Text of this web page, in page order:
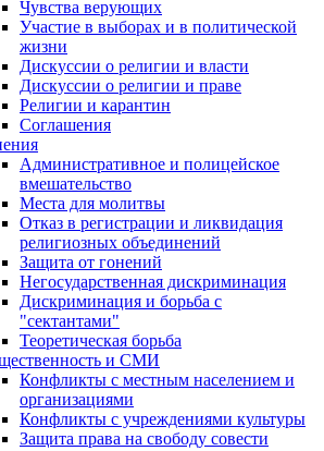
Чувства верующих
Участие в выборах и в политической
жизни
Дискуссии о религии и власти
Дискуссии о религии и праве
Религии и карантин
Соглашения
Административное и полицейское
вмешательство
Места для молитвы
Отказ в регистрации и ликвидация
религиозных объединений
Защита от гонений
Негосударственная дискриминация
Дискриминация и борьба с
"сектантами"
Теоретическая борьба
и СМИ
Конфликты с местным населением и
организациями
Конфликты с учреждениями культуры
Защита права на свободу совести